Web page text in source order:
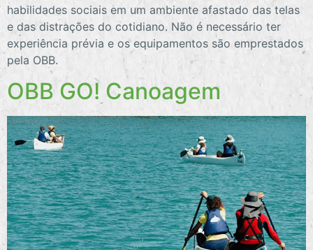
habilidades sociais em um ambiente afastado das telas
e das distrações do cotidiano. Não é necessário ter
experiência prévia e os equipamentos são emprestados
pela OBB.
OBB GO! Canoagem